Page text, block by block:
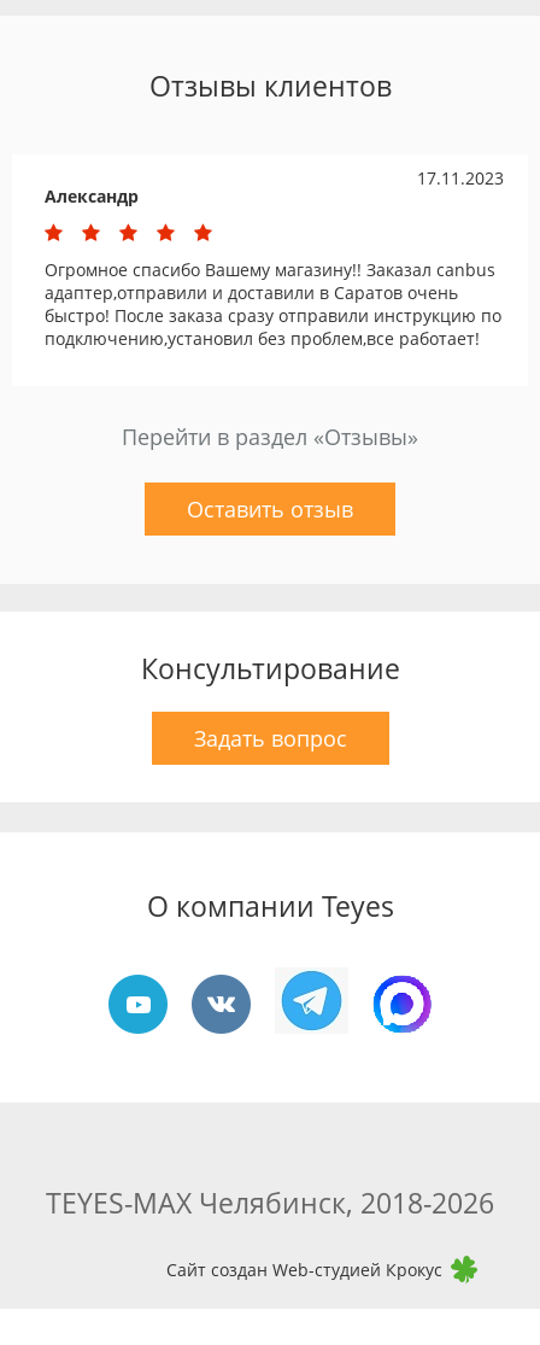
Отзывы клиентов
17.11.2023
Александр
Огромное спасибо Вашему магазину!! Заказал canbus
адаптер,отправили и доставили в Саратов очень
быстро! После заказа сразу отправили инструкцию по
подключению,установил без проблем,все работает!
Перейти в раздел «Отзывы»
Оставить отзыв
Консультирование
Задать вопрос
О компании Teyes
TEYES-MAX Челябинск, 2018-2026
Сайт создан Web-студией Крокус